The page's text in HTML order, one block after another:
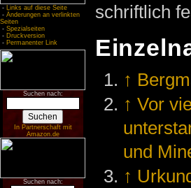
- Links auf diese Seite
- Änderungen an verlinkten
Seiten
- Spezialseiten
- Druckversion
- Permanenter Link
Suchen nach:
In Partnerschaft mit
Amazon.de
Suchen nach:
schriftlich
↑
↑ Vor
und
↑